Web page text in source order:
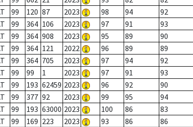
99 120 87 2023 98 94 92
99 364 106 2023 97 91 93
99 364 908 2023 95 89 90
99 364 121 2022 96 89 89
99 364 705 2023 97 94 92
99 99 1 2023 97 91 93
99 193 62459 2023 96 92 90
99 377 92 2023 99 95 94
99 193 63000 2023 100 86 83
99 169 223 2023 93 86 86